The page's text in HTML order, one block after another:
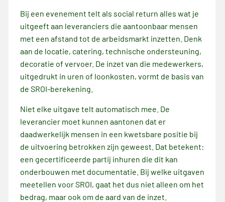
Bij een evenement telt als social return alles wat je
uitgeeft aan leveranciers die aantoonbaar mensen
met een afstand tot de arbeidsmarkt inzetten. Denk
aan de locatie, catering, technische ondersteuning,
decoratie of vervoer. De inzet van die medewerkers,
uitgedrukt in uren of loonkosten, vormt de basis van
de SROI-berekening.
Niet elke uitgave telt automatisch mee. De
leverancier moet kunnen aantonen dat er
daadwerkelijk mensen in een kwetsbare positie bij
de uitvoering betrokken zijn geweest. Dat betekent:
een gecertificeerde partij inhuren die dit kan
onderbouwen met documentatie. Bij welke uitgaven
meetellen voor SROI, gaat het dus niet alleen om het
bedrag, maar ook om de aard van de inzet.